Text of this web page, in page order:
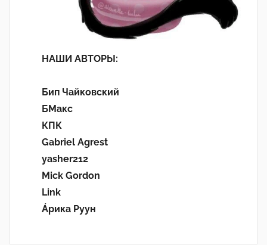
НАШИ АВТОРЫ:
Бип Чайковский
БМакс
КПК
Gabriel Agrest
yasher212
Mick Gordon
Link
Áрика Руун